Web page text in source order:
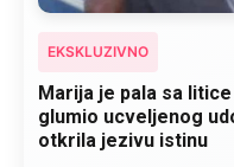
EKSKLUZIVNO
Kad se Marin suprug
pelene mu mijenjala:
čokoladu..